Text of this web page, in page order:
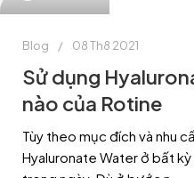
Blog 08 Th8 2021
Sử dụng
nào của Rotine
Tùy theo mục đích và nhu
Hyaluronate Water ở bất